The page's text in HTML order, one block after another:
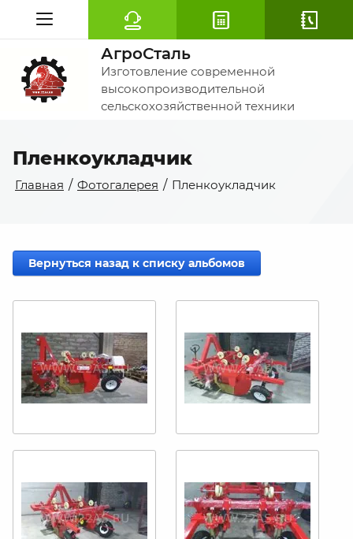
АгроСталь
Изготовление современной
высокопроизводительной
сельскохозяйственной техники
Пленкоукладчик
Главная / Фотогалерея / Пленкоукладчик
Вернуться назад к списку альбомов